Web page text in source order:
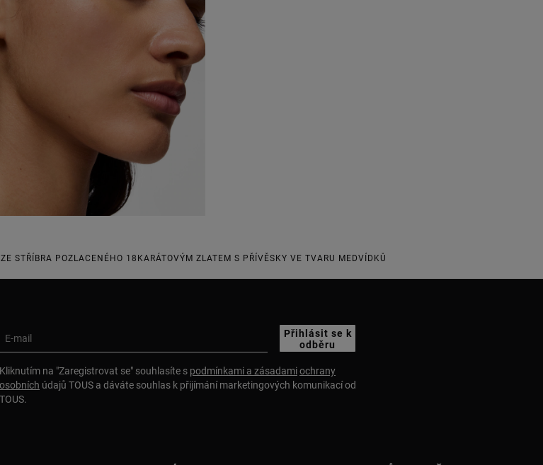
STŘÍBRA POZLACENÉHO 18KARÁTOVÝM ZLATEM S PŘÍVĚSKY VE TVARU MEDVÍDKŮ
E-mail
Přihlásit se k
odběru
Kliknutím na "Zaregistrovat se" souhlasíte s podmínkami a zásadamiochrany
osobních údajů TOUS a dáváte souhlas k přijímání marketingových komunikací od
TOUS.